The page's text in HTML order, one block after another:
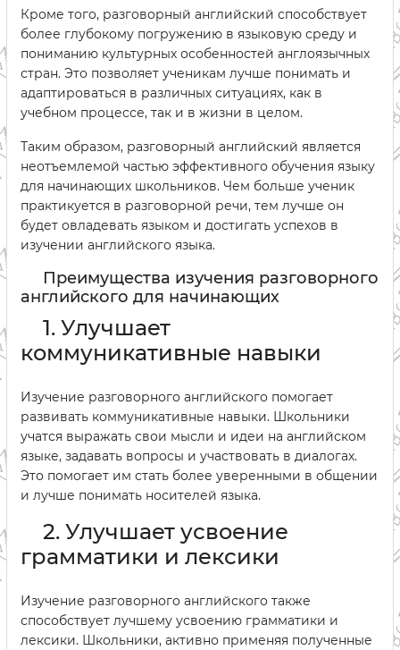
Кроме того, разговорный английский способствует
более глубокому погружению в языковую среду и
пониманию культурных особенностей англоязычных
стран. Это позволяет ученикам лучше понимать и
адаптироваться в различных ситуациях, как в
учебном процессе, так и в жизни в целом.
Таким образом, разговорный английский является
неотъемлемой частью эффективного обучения языку
для начинающих школьников. Чем больше ученик
практикуется в разговорной речи, тем лучше он
будет овладевать языком и достигать успехов в
изучении английского языка.
Преимущества изучения разговорного
английского для начинающих
1. Улучшает
коммуникативные навыки
Изучение разговорного английского помогает
развивать коммуникативные навыки. Школьники
учатся выражать свои мысли и идеи на английском
языке, задавать вопросы и участвовать в диалогах.
Это помогает им стать более уверенными в общении
и лучше понимать носителей языка.
2. Улучшает усвоение
грамматики и лексики
Изучение разговорного английского также
способствует лучшему усвоению грамматики и
лексики. Школьники, активно применяя полученные